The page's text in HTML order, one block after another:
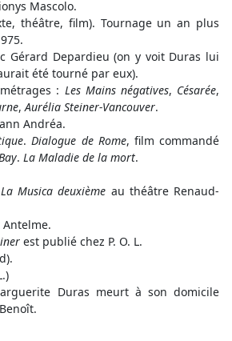
Mascolo.
théâtre, film). Tournage un an plus
Gérard Depardieu (on y voit Duras lui
été tourné par eux).
: Les Mains négatives, Césarée,
,Aurélia Steiner-Vancouver.
Andréa.
.Dialogue de Rome, film commandé
. La Maladie de la mort.
La Musica deuxième au théâtre Renaud-
est publié chez P. O. L.
Duras meurt à son domicile